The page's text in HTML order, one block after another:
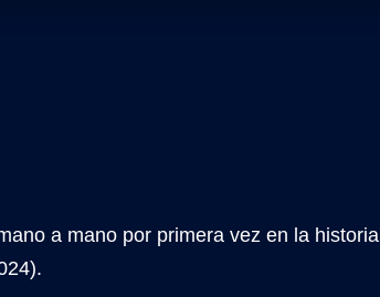
a mano por primera vez en la historia